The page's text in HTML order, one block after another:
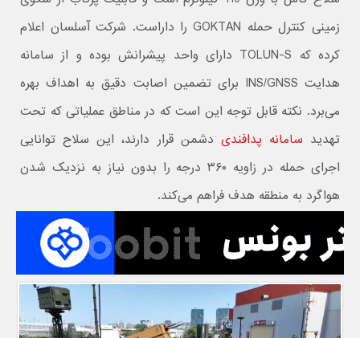
زمینی کنترل حمله GOKTAN را داراست. شرکت آسلسان اعلام
کرده که TOLUN-S دارای واحد پیشرانش بوده و از سامانه
هدایت INS/GNSS برای تضمین اصابت دقیق به اهداف بهره
می‌برد. نکته قابل توجه این است که در مناطق عملیاتی که تحت
تهدید سامانه‌ پدافندی دشمن قرار دارند، این سلاح توانایی
اجرای حمله در زاویه ۳۶۰ درجه را بدون نیاز به نزدیک شدن
هواگرد به منطقه هدف فراهم می‌کند.